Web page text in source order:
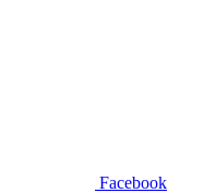
Facebook